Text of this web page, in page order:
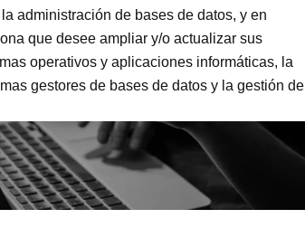
administración de bases de datos, y en
que desee ampliar y/o actualizar sus
operativos y aplicaciones informáticas, la
gestores de bases de datos y la gestión de